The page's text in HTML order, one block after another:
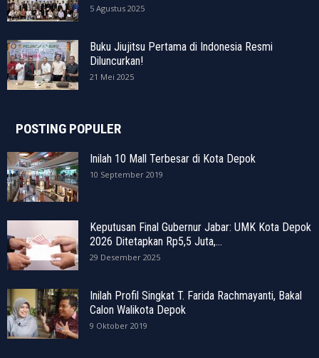
5 Agustus 2025
Buku Jiujitsu Pertama di Indonesia Resmi
Diluncurkan!
21 Mei 2025
POSTING POPULER
Inilah 10 Mall Terbesar di Kota Depok
10 September 2019
Keputusan Final Gubernur Jabar: UMK Kota Depok
2026 Ditetapkan Rp5,5 Juta,...
29 Desember 2025
Inilah Profil Singkat T. Farida Rachmayanti, Bakal
Calon Walikota Depok
9 Oktober 2019